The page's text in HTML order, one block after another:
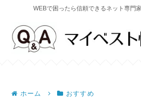
WEBで困ったら信頼できるネット専門
ホーム おすすめ